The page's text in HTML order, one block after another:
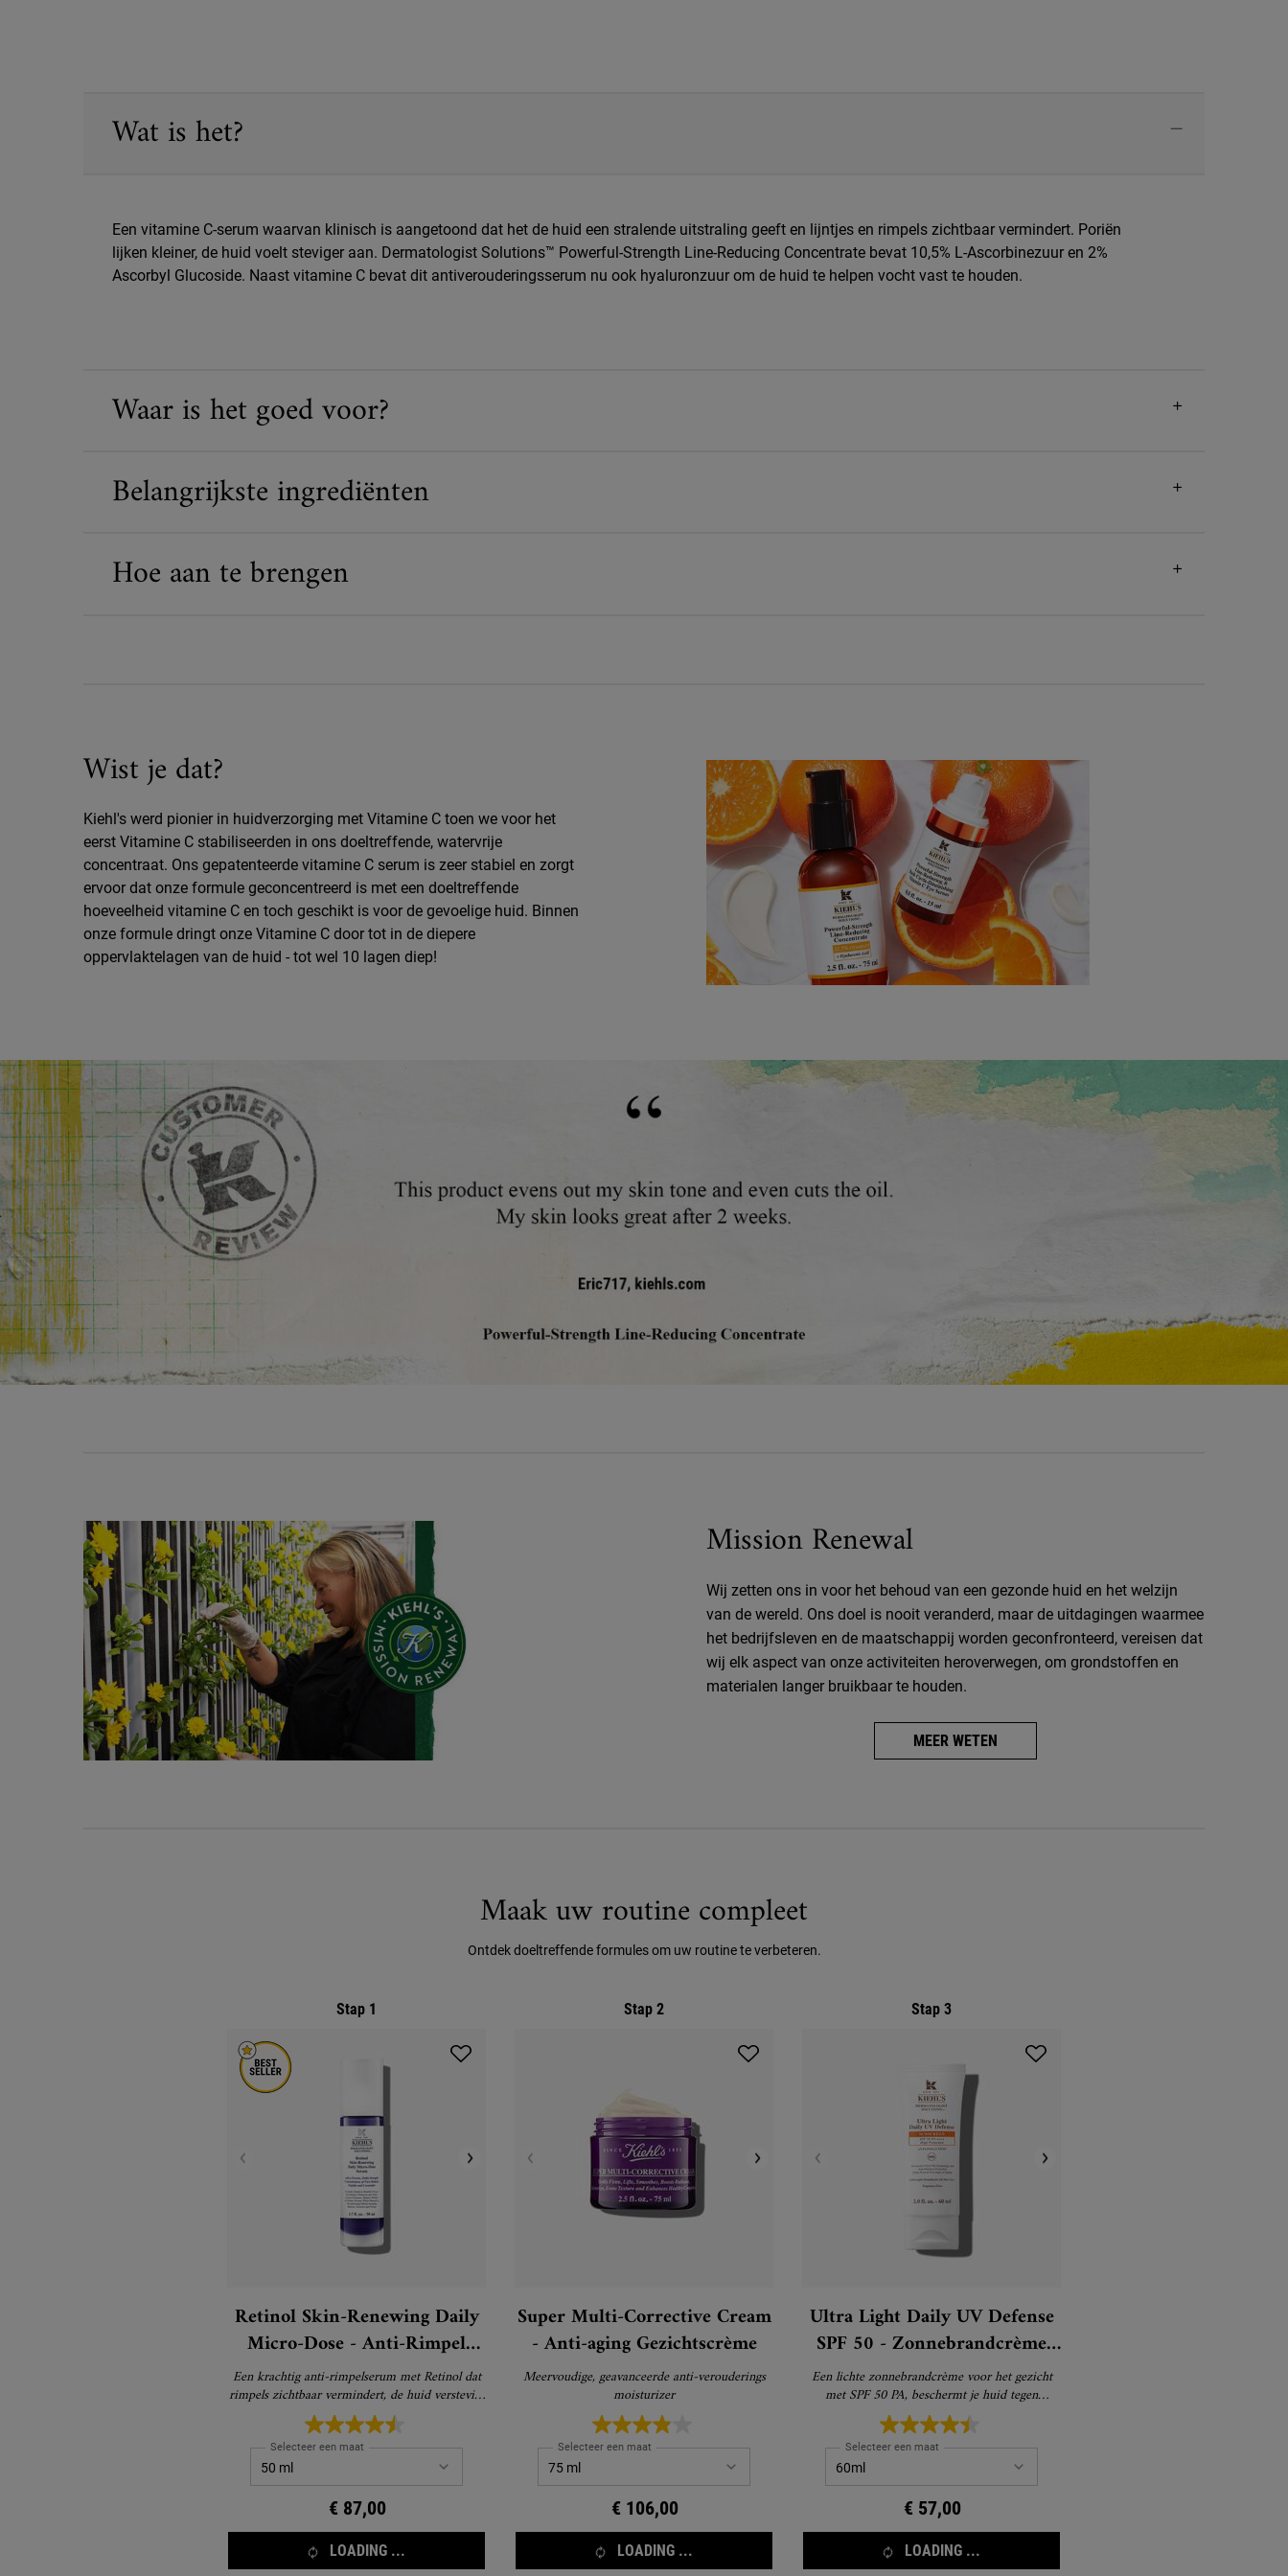
Wat is het?
Een vitamine C-serum waarvan klinisch is aangetoond dat het de huid een stralende uitstraling geeft en lijntjes en rimpels zichtbaar vermindert. Poriën
lijken kleiner, de huid voelt steviger aan. Dermatologist Solutions™ Powerful-Strength Line-Reducing Concentrate bevat 10,5% L-Ascorbinezuur en 2%
Ascorbyl Glucoside. Naast vitamine C bevat dit antiverouderingsserum nu ook hyaluronzuur om de huid te helpen vocht vast te houden.
Waar is het goed voor?
Belangrijkste ingrediënten
Hoe aan te brengen
Wist je dat?
Kiehl's werd pionier in huidverzorging met Vitamine C toen we voor het
eerst Vitamine C stabiliseerden in ons doeltreffende, watervrije
concentraat. Ons gepatenteerde vitamine C serum is zeer stabiel en zorgt
ervoor dat onze formule geconcentreerd is met een doeltreffende
hoeveelheid vitamine C en toch geschikt is voor de gevoelige huid. Binnen
onze formule dringt onze Vitamine C door tot in de diepere
oppervlaktelagen van de huid - tot wel 10 lagen diep!
Afbeelding van hoe te gebruiken
Review Image
Mission Renewal
Wij zetten ons in voor het behoud van een gezonde huid en het welzijn
van de wereld. Ons doel is nooit veranderd, maar de uitdagingen waarmee
het bedrijfsleven en de maatschappij worden geconfronteerd, vereisen dat
wij elk aspect van onze activiteiten heroverwegen, om grondstoffen en
materialen langer bruikbaar te houden.
MEER WETEN
Maak uw routine compleet
Ontdek doeltreffende formules om uw routine te verbeteren.
Stap 1
Retinol Skin-Renewing Daily
Micro-Dose - Anti-Rimpel
Serum
Een krachtig anti-rimpelserum met Retinol dat
rimpels zichtbaar vermindert, de huid verstevigt
en de huidtextuur verfijnt voor zichtbare
vernieuwing
Selecteer een maat
€ 87,00
LOADING ...
Stap 2
Super Multi-Corrective Cream
- Anti-aging Gezichtscrème
Meervoudige, geavanceerde anti-verouderings
moisturizer
Selecteer een maat
€ 106,00
LOADING ...
Stap 3
Ultra Light Daily UV Defense
SPF 50 - Zonnebrandcrème
voor het Gezicht
Een lichte zonnebrandcrème voor het gezicht
met SPF 50 PA, beschermt je huid tegen
vervuiling
Selecteer een maat
€ 57,00
LOADING ...